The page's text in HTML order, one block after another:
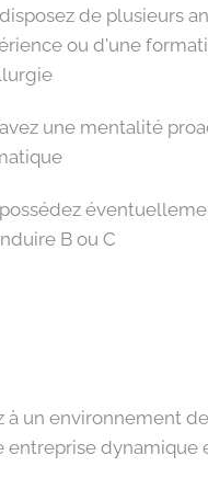
de plusieurs
ou d'une
une mentalité
B ou C
à un environnement
entreprise dynamique